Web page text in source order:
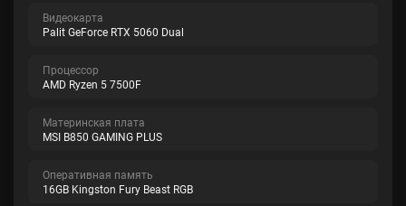
Видеокарта
Palit GeForce RTX 5060 Dual
Процессор
AMD Ryzen 5 7500F
Материнская плата
MSI B850 GAMING PLUS
Оперативная память
16GB Kingston Fury Beast RGB